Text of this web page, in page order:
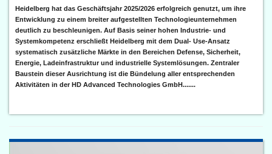
Heidelberg hat das Geschäftsjahr 2025/2026 erfolgreich genutzt, um ihre
Entwicklung zu einem breiter aufgestellten Technologieunternehmen
deutlich zu beschleunigen. Auf Basis seiner hohen Industrie- und
Systemkompetenz erschließt Heidelberg mit dem Dual- Use-Ansatz
systematisch zusätzliche Märkte in den Bereichen Defense, Sicherheit,
Energie, Ladeinfrastruktur und industrielle Systemlösungen. Zentraler
Baustein dieser Ausrichtung ist die Bündelung aller entsprechenden
Aktivitäten in der HD Advanced Technologies GmbH.......